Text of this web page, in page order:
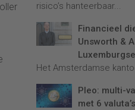
risico’s hanteerbaar...
Financieel
Unsworth &
Het Amsterdamse
Pleo: multi-
met 6